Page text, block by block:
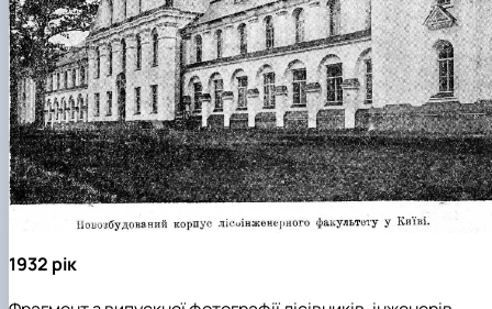
1932 рік